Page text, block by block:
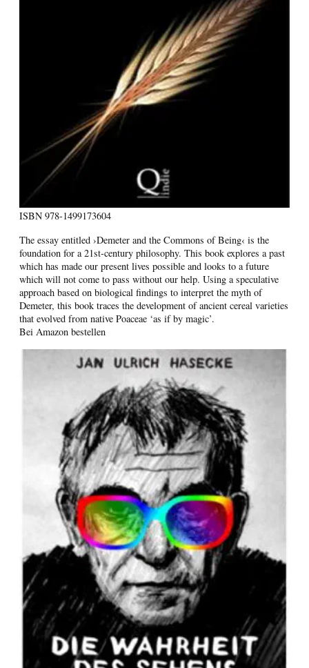
ISBN 978-1499173604
The essay entitled ›Demeter and the Commons of Being‹ is the
foundation for a 21st-century philosophy. This book explores a past
which has made our present lives possible and looks to a future
which will not come to pass without our help. Using a speculative
approach based on biological findings to interpret the myth of
Demeter, this book traces the development of ancient cereal varieties
that evolved from native Poaceae ‘as if by magic’.
Bei Amazon bestellen